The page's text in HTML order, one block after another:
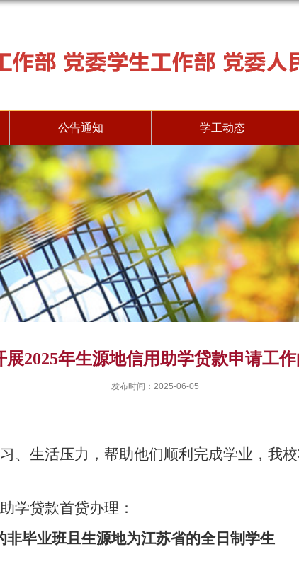
公告通知 学工动态
展2025年生源地信用助学贷款申请工
发布时间：2025-06-05
、生活压力，帮助他们顺利完成学业，我
学贷款首贷办理：
毕业班且生源地为江苏省的全日制学生